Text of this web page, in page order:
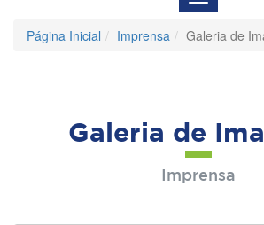
de
Navegação
Página Inicial Imprensa Galeria de
Galeria de
Imprensa